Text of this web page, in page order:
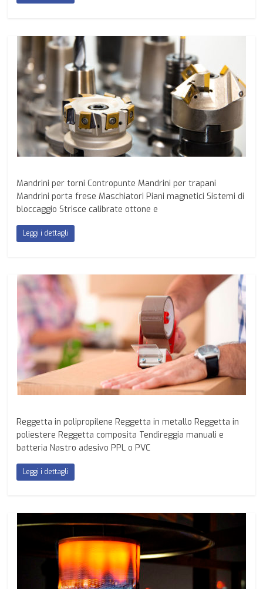
Mandrini per torni Contropunte Mandrini per trapani
Mandrini porta frese Maschiatori Piani magnetici Sistemi di
bloccaggio Strisce calibrate ottone e
Leggi i dettagli
Reggetta in polipropilene Reggetta in metallo Reggetta in
poliestere Reggetta composita Tendireggia manuali e
batteria Nastro adesivo PPL o PVC
Leggi i dettagli